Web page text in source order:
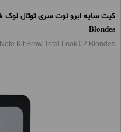
Blondes
Note Kit Brow Total Look 02 Blondes